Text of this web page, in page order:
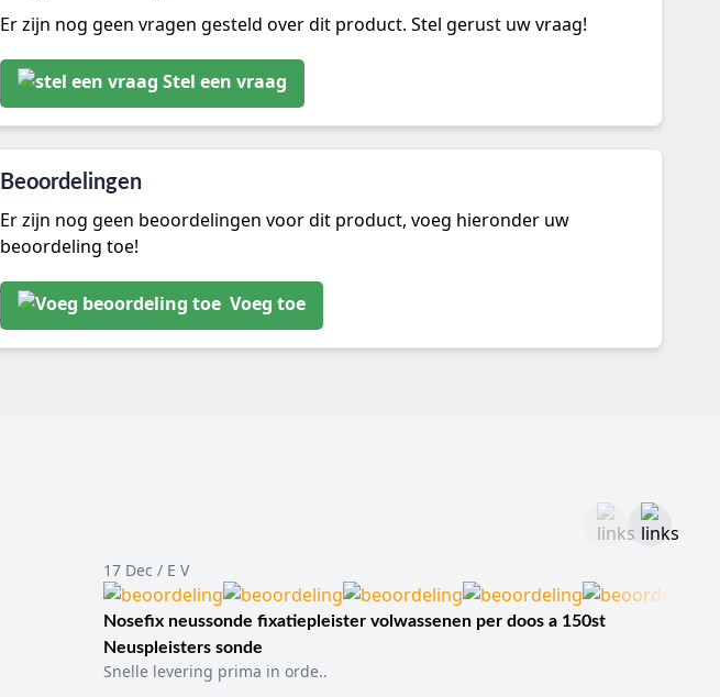
Er zijn nog geen vragen gesteld over dit product. Stel gerust uw vraag!
Stel een vraag
Beoordelingen
Er zijn nog geen beoordelingen voor dit product, voeg hieronder uw
beoordeling toe!
Voeg toe
17 Dec / E V
Nosefix neussonde fixatiepleister volwassenen per doos a 150st
Neuspleisters sonde
Snelle levering prima in orde..